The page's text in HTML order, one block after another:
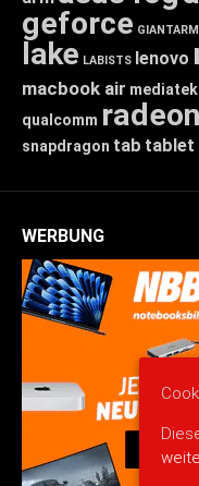
geforce GIANTARM
lake LABISTS lenovo
macbook air mediatek
qualcomm radeon
snapdragon tab tablet
WERBUNG